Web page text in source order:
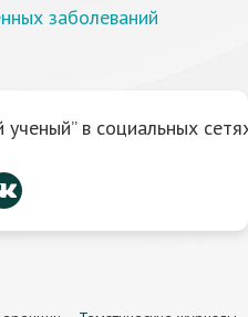
заболеваний
в социальных